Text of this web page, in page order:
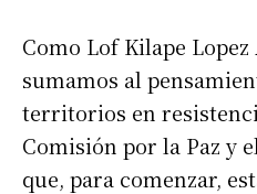
Como Lof Kilape
sumamos al
territorios en
Comisión por la Paz y
que, para comenzar,